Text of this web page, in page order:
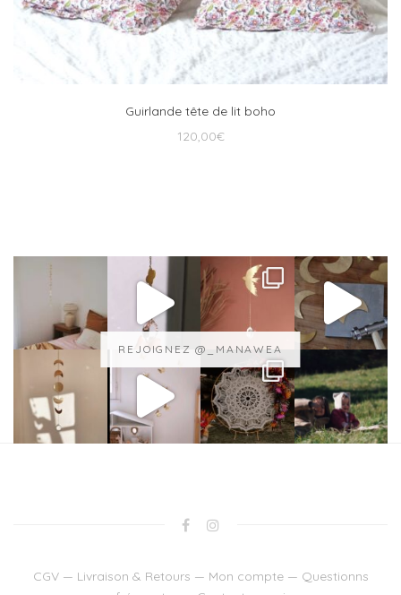
Guirlande tête de lit boho
120,00€
REJOIGNEZ @_MANAWEA
CGV — Livraison & Retours — Mon compte — Questionns